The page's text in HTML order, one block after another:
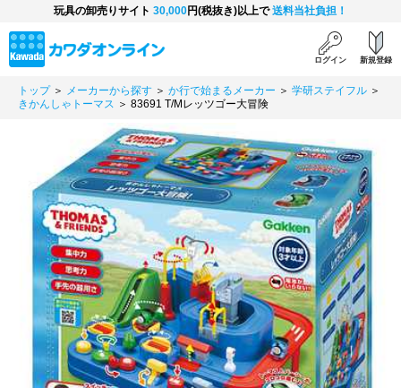
玩具の卸売りサイト 30,000円(税抜き)以上で送料当社負担！
ログイン 新規登録
トップ ＞ メーカーから探す ＞ か行で始まるメーカー ＞ 学研ステイフル ＞
きかんしゃトーマス ＞ 83691 T/Mレッツゴー大冒険